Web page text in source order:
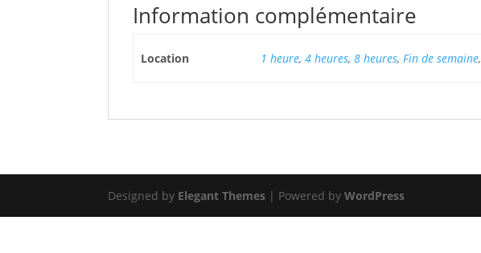
Information complémentaire
Location 1 heure, 4 heures, 8 heures, Fin de semaine,
Designed by Elegant Themes | Powered byWordPress